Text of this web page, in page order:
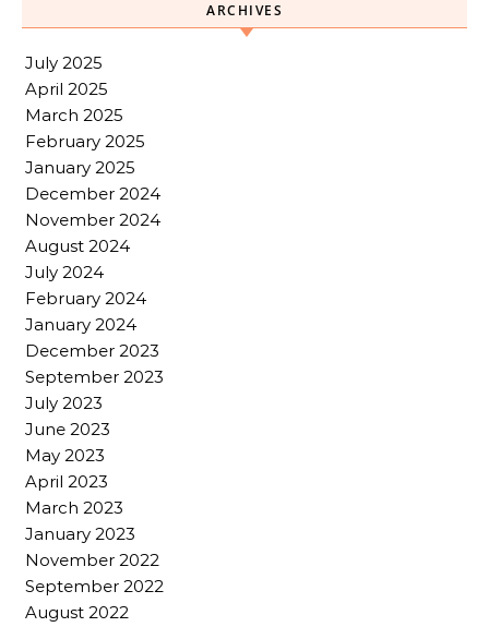
ARCHIVES
July 2025
April 2025
March 2025
February 2025
January 2025
December 2024
November 2024
August 2024
July 2024
February 2024
January 2024
December 2023
September 2023
July 2023
June 2023
May 2023
April 2023
March 2023
January 2023
November 2022
September 2022
August 2022